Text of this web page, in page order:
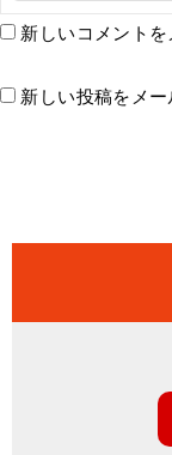
新しいコメント
新しい投稿をメ